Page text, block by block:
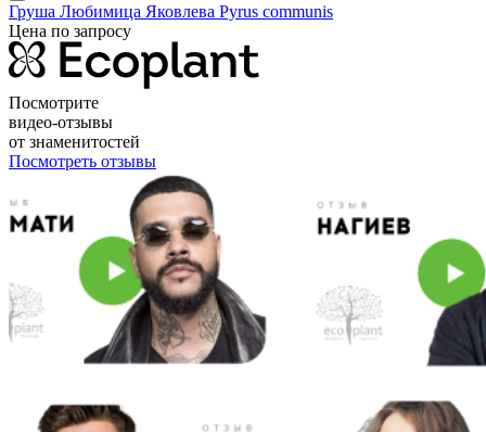
Груша Любимица Яковлева Pyrus communis
Цена по запросу
Посмотрите
видео-отзывы
от знаменитостей
Посмотреть отзывы